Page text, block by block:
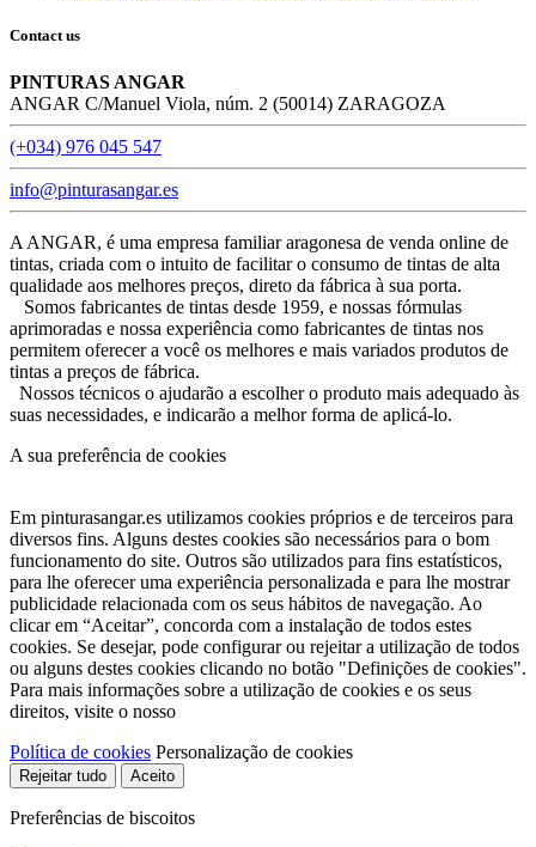
Contact us
PINTURAS ANGAR
ANGAR C/Manuel Viola, núm. 2 (50014) ZARAGOZA
(+034) 976 045 547
info@pinturasangar.es
A ANGAR, é uma empresa familiar aragonesa de venda online de
tintas, criada com o intuito de facilitar o consumo de tintas de alta
qualidade aos melhores preços, direto da fábrica à sua porta.
Somos fabricantes de tintas desde 1959, e nossas fórmulas
aprimoradas e nossa experiência como fabricantes de tintas nos
permitem oferecer a você os melhores e mais variados produtos de
tintas a preços de fábrica.
Nossos técnicos o ajudarão a escolher o produto mais adequado às
suas necessidades, e indicarão a melhor forma de aplicá-lo.
A sua preferência de cookies
Em pinturasangar.es utilizamos cookies próprios e de terceiros para
diversos fins. Alguns destes cookies são necessários para o bom
funcionamento do site. Outros são utilizados para fins estatísticos,
para lhe oferecer uma experiência personalizada e para lhe mostrar
publicidade relacionada com os seus hábitos de navegação. Ao
clicar em “Aceitar”, concorda com a instalação de todos estes
cookies. Se desejar, pode configurar ou rejeitar a utilização de todos
ou alguns destes cookies clicando no botão "Definições de cookies".
Para mais informações sobre a utilização de cookies e os seus
direitos, visite o nosso
Política de cookies Personalização de cookies
Rejeitar tudo Aceito
Preferências de biscoitos